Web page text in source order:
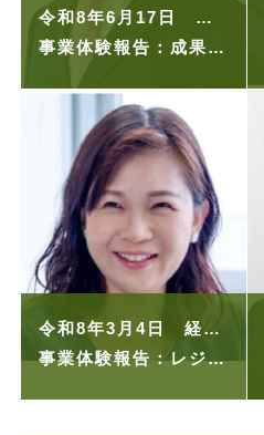
令和8年6月17日 経営者の集い
事業体験報告：成果を生み出す栞の時間管理術
令和8年3月4日 経営者の集い
事業体験報告：レジリエンスを高める倫理実践